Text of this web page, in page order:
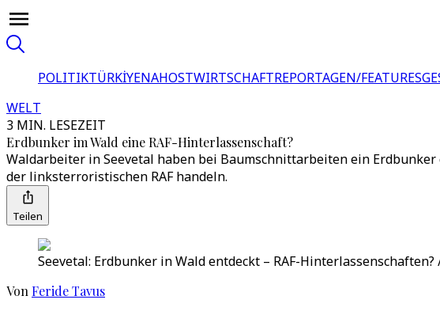
POLITIKTÜRKİYENAHOSTWIRTSCHAFTREPORTAGEN/FEATURES
WELT
3 MIN. LESEZEIT
Erdbunker im Wald eine RAF-Hinterlassenschaft?
Waldarbeiter in Seevetal haben bei Baumschnittarbeiten ein
der linksterroristischen RAF handeln.
Teilen
Seevetal: Erdbunker in Wald entdeckt – RAF-Hinterlassenschaften?
Von Feride Tavus